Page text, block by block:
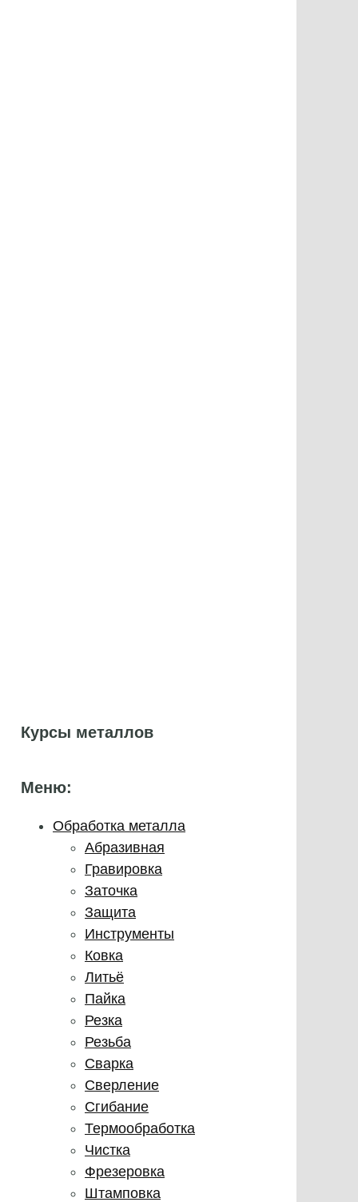
Курсы металлов
Меню:
Обработка металла
Абразивная
Гравировка
Заточка
Защита
Инструменты
Ковка
Литьё
Пайка
Резка
Резьба
Сварка
Сверление
Сгибание
Термообработка
Чистка
Фрезеровка
Штамповка